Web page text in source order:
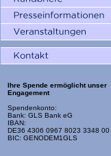
Ihre Spende ermöglicht unser
Engagement
Spendenkonto:
Bank: GLS Bank eG
IBAN:
DE36 4306 0967 8023 3348 00
BIC: GENODEM1GLS